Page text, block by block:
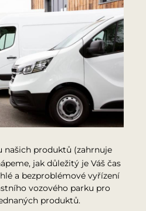
našich produktů (zahrnuje
jak důležitý je Váš čas
a bezproblémové vyřízení
vozového parku pro
produktů.